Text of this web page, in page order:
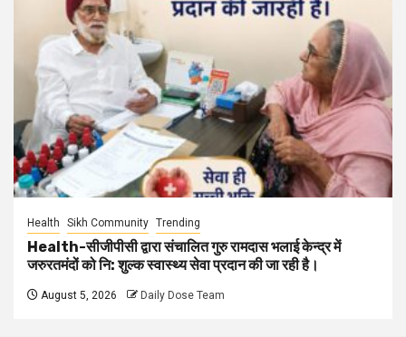
Health Sikh Community Trending
Health-सीजीपीसी द्वारा संचालित गुरु रामदास भलाई केन्द्र में
जरुरतमंदों को नि: शुल्क स्वास्थ्य सेवा प्रदान की जा रही है।
August 5, 2026 Daily Dose Team